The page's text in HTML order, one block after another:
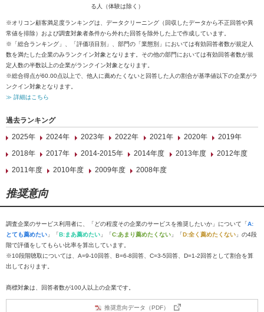
る人（体験は除く）
※オリコン顧客満足度ランキングは、データクリーニング（回収したデータから不正回答や異
常値を排除）および調査対象者条件から外れた回答を除外した上で作成しています。
※「総合ランキング」、「評価項目別」、部門の「業態別」においては有効回答者数が規定人
数を満たした企業のみランクイン対象となります。その他の部門においては有効回答者数が規
定人数の半数以上の企業がランクイン対象となります。
※総合得点が60.00点以上で、他人に薦めたくないと回答した人の割合が基準値以下の企業がラ
ンクイン対象となります。
≫ 詳細はこちら
過去ランキング
2025年
2024年 2023年 2022年 2021年 2020年
2019年
2018年
2017年 2014-2015年 2014年度 2013年度
2012年度
2011年度
2010年度 2009年度 2008年度
推奨意向
調査企業のサービス利用者に、「どの程度その企業のサービスを推奨したいか」について「A:
とても薦めたい 」「B:まあ薦めたい 」「C:あまり薦めたくない 」「D:全く薦めたくない 」の4段
階で評価をしてもらい比率を算出しています。
※10段階聴取については、A=9-10回答、B=6-8回答、C=3-5回答、D=1-2回答として割合を算
出しております。
商標対象は、回答者数が100人以上の企業です。
推奨意向データ（PDF）